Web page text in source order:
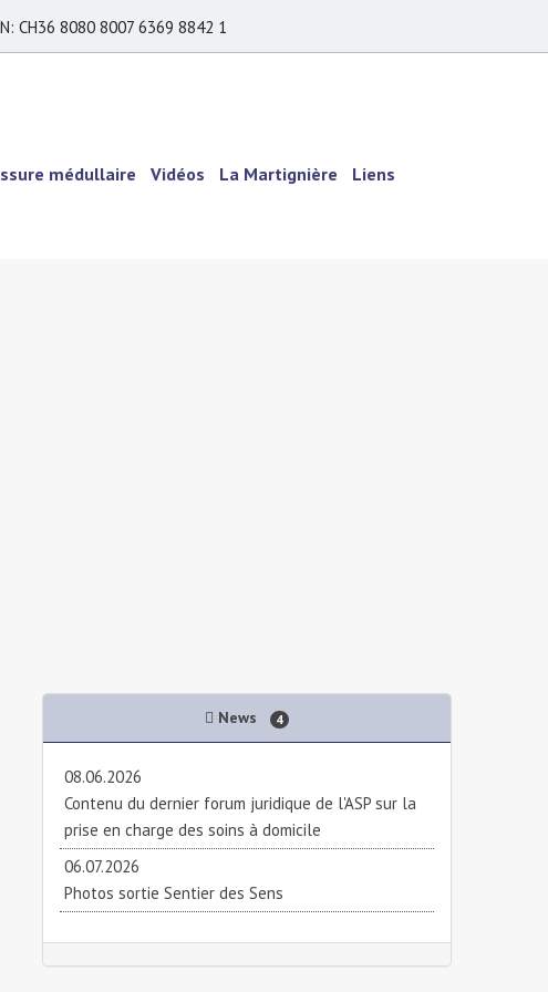
CH36 8080 8007 6369 8842 1
médullaire Vidéos La Martignière
Liens
News 4
08.06.2026
Contenu du dernier forum juridique de l'ASP sur la
prise en charge des soins à domicile
06.07.2026
Photos sortie Sentier des Sens